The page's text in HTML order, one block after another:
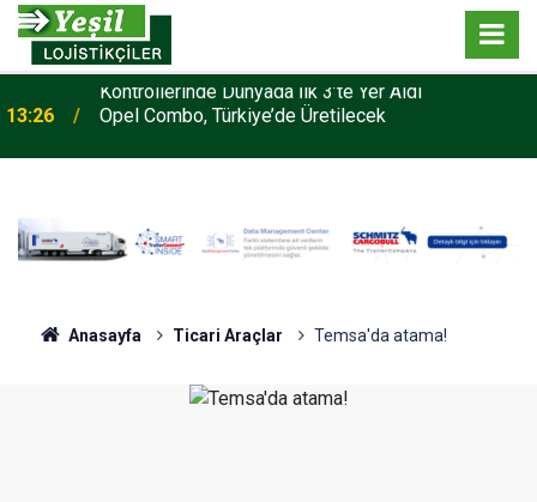
13:26 Opel Combo, Türkiye’de Üretilecek
Anasayfa Ticari Araçlar Temsa'da atama!